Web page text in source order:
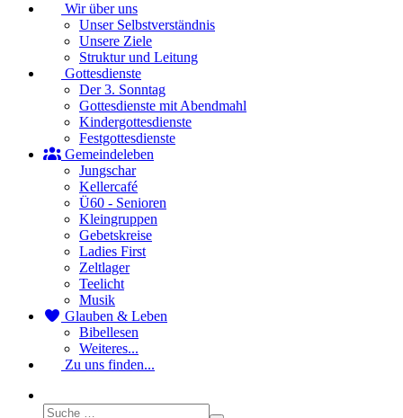
Wir über uns
Unser Selbstverständnis
Unsere Ziele
Struktur und Leitung
Gottesdienste
Der 3. Sonntag
Gottesdienste mit Abendmahl
Kindergottesdienste
Festgottesdienste
Gemeindeleben
Jungschar
Kellercafé
Ü60 - Senioren
Kleingruppen
Gebetskreise
Ladies First
Zeltlager
Teelicht
Musik
Glauben & Leben
Bibellesen
Weiteres...
Zu uns finden...